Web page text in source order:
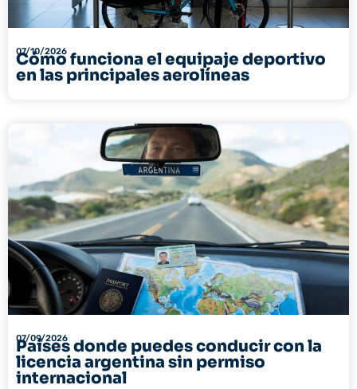
07/10/2026
Cómo funciona el equipaje deportivo
en las principales aerolíneas
07/09/2026
Países donde puedes conducir con la
licencia argentina sin permiso
internacional